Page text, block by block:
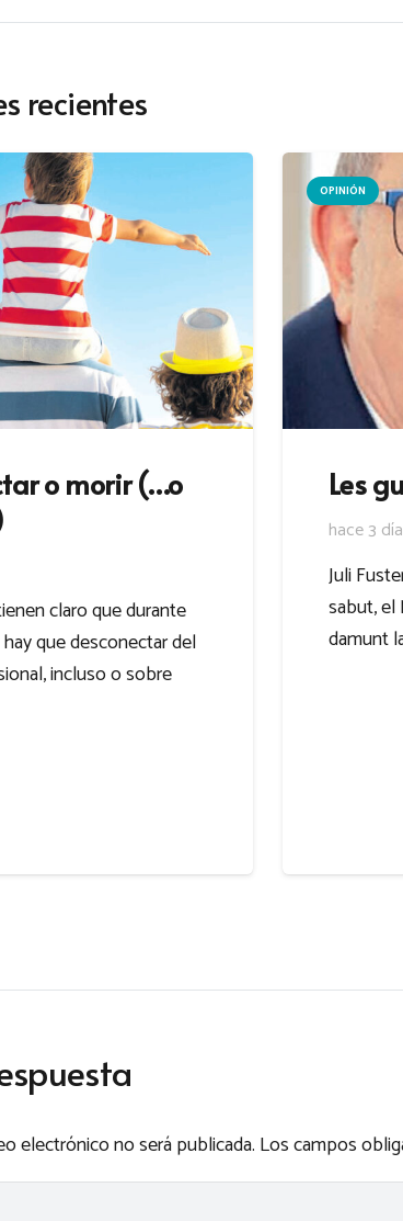
recientes
o morir (…o
claro que durante
que desconectar del
incluso o sobre
OPINIÓN
Les
hace 3
Juli
sabut, el
damunt
electrónico no será publicada. Los campos